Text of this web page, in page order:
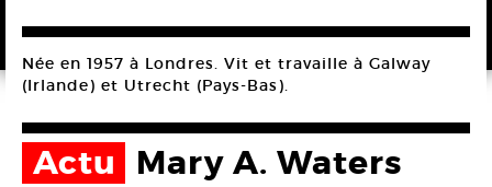
Née en 1957 à Londres. Vit et travaille à Galway
(Irlande) et Utrecht (Pays-Bas).
Actu Mary A. Waters